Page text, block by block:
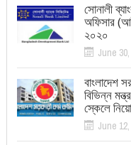
সোনালী
অফিসার
২০২০
June
বাংলাদেশ
বিভিন্ন
স্কেলে
June